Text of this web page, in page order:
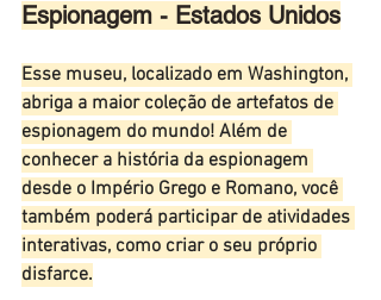
Espionagem - Estados Unidos
Esse museu, localizado em Washington,
abriga a maior coleção de artefatos de
espionagem do mundo! Além de
conhecer a história da espionagem
desde o Império Grego e Romano, você
também poderá participar de atividades
interativas, como criar o seu próprio
disfarce.